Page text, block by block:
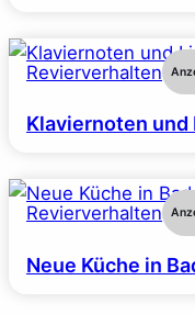
Revierverhalten
Klaviernoten
Revierverhalten
Neue Küche in